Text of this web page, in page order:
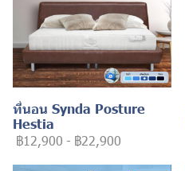
ที่นอน Synda Posture
Hestia
฿12,900 - ฿22,900